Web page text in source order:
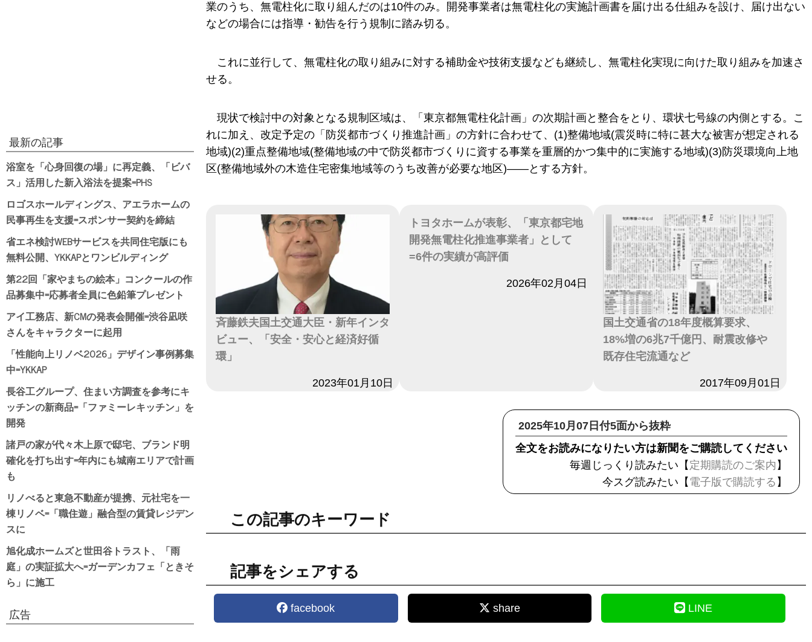
業のうち、無電柱化に取り組んだのは10件のみ。開発事業者は無電柱化の実施計画書を届け出る仕組みを設け、届け出ない
などの場合には指導・勧告を行う規制に踏み切る。
これに並行して、無電柱化の取り組みに対する補助金や技術支援なども継続し、無電柱化実現に向けた取り組みを加速さ
せる。
現状で検討中の対象となる規制区域は、「東京都無電柱化計画」の次期計画と整合をとり、環状七号線の内側とする。こ
れに加え、改定予定の「防災都市づくり推進計画」の方針に合わせて、(1)整備地域(震災時に特に甚大な被害が想定される
地域)(2)重点整備地域(整備地域の中で防災都市づくりに資する事業を重層的かつ集中的に実施する地域)(3)防災環境向上地
区(整備地域外の木造住宅密集地域等のうち改善が必要な地区)――とする方針。
斉藤鉄夫国土交通大臣・新年インタ
ビュー、「安全・安心と経済好循
環」
2023年01月10日
トヨタホームが表彰、「東京都宅地
開発無電柱化推進事業者」として
=6件の実績が高評価
2026年02月04日
国土交通省の18年度概算要求、
18%増の6兆7千億円、耐震改修や
既存住宅流通など
2017年09月01日
2025年10月07日付5面から抜粋
全文をお読みになりたい方は新聞をご購読してください
毎週じっくり読みたい【 定期購読のご案内 】
今スグ読みたい【 電子版で購読する 】
この記事のキーワード
記事をシェアする
facebook share LINE
最新の記事
浴室を「心身回復の場」に再定義、「ビバ
ス」活用した新入浴法を提案=PHS
ロゴスホールディングス、アエラホームの
民事再生を支援=スポンサー契約を締結
省エネ検討WEBサービスを共同住宅版にも
無料公開、YKKAPとワンビルディング
第22回「家やまちの絵本」コンクールの作
品募集中=応募者全員に色鉛筆プレゼント
アイ工務店、新CMの発表会開催=渋谷凪咲
さんをキャラクターに起用
「性能向上リノベ2026」デザイン事例募集
中=YKKAP
長谷工グループ、住まい方調査を参考にキ
ッチンの新商品=「ファミーレキッチン」を
開発
諸戸の家が代々木上原で邸宅、ブランド明
確化を打ち出す=年内にも城南エリアで計画
も
リノべると東急不動産が提携、元社宅を一
棟リノベ=「職住遊」融合型の賃貸レジデン
スに
旭化成ホームズと世田谷トラスト、「雨
庭」の実証拡大へ=ガーデンカフェ「ときそ
ら」に施工
広告